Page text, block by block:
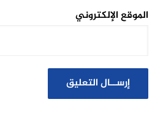
الموقع الإلكتروني